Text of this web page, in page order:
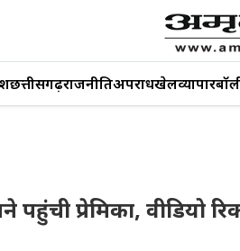
छत्तीसगढ़राजनीतिअपराधखेलव्यापार
प्रेमिका, वीडियो